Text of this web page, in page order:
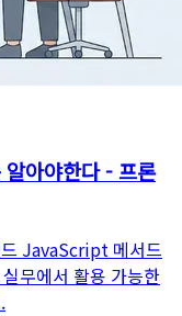
아야한다 - 프론
JavaScript 메서드
무에서 활용 가능한